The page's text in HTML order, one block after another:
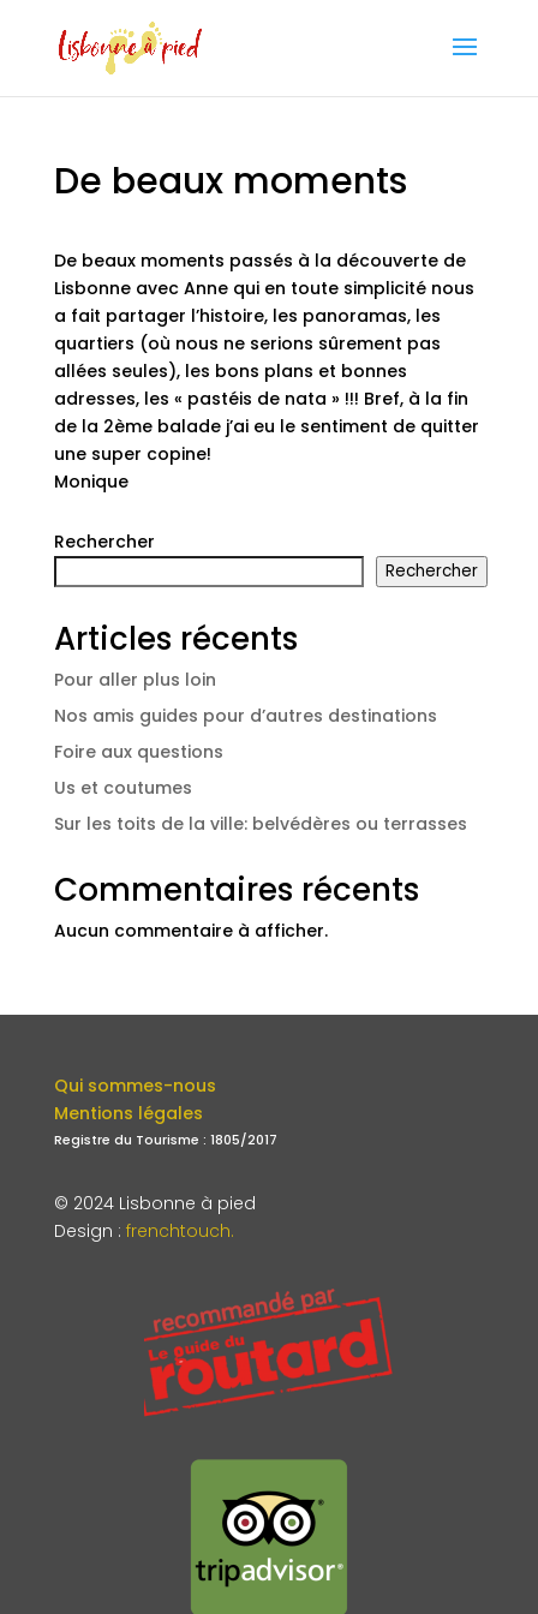
De beaux moments
De beaux moments passés à la découverte de
Lisbonne avec Anne qui en toute simplicité nous
a fait partager l’histoire, les panoramas, les
quartiers (où nous ne serions sûrement pas
allées seules), les bons plans et bonnes
adresses, les « pastéis de nata » !!! Bref, à la fin
de la 2ème balade j’ai eu le sentiment de quitter
une super copine!
Monique
Rechercher
Rechercher
Articles récents
Pour aller plus loin
Nos amis guides pour d’autres destinations
Foire aux questions
Us et coutumes
Sur les toits de la ville: belvédères ou terrasses
Commentaires récents
Aucun commentaire à afficher.
Qui sommes-nous
Mentions légales
Registre du Tourisme : 1805/2017
© 2024 Lisbonne à pied
Design : frenchtouch.